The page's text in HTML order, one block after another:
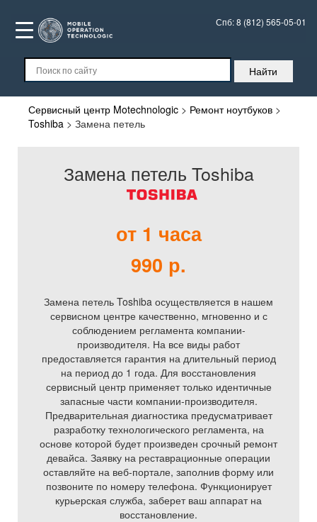
Спб:8 (812) 565-05-01
Сервисный центр Motechnologic > Ремонт ноутбуков >
Toshiba > Замена петель
Замена петель Toshiba
от 1 часа
990 р.
Замена петель Toshiba осуществляется в нашем
сервисном центре качественно, мгновенно и с
соблюдением регламента компании-
производителя. На все виды работ
предоставляется гарантия на длительный период
на период до 1 года. Для восстановления
сервисный центр применяет только идентичные
запасные части компании-производителя.
Предварительная диагностика предусматривает
разработку технологического регламента, на
основе которой будет произведен срочный ремонт
девайса. Заявку на реставрационные операции
оставляйте на веб-портале, заполнив форму или
позвоните по номеру телефона. Функционирует
курьерская служба, заберет ваш аппарат на
восстановление.